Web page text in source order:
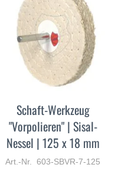
Schaft-Werkzeug
"Vorpolieren" | Sisal-
Nessel | 125 x 18 mm
Art.-Nr. 603-SBVR-7-125